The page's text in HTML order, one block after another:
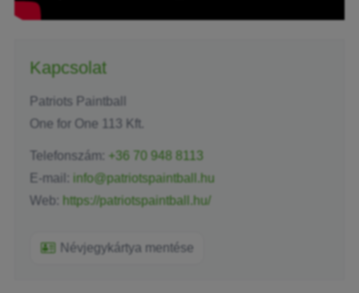
Kapcsolat
Patriots Paintball
One for One 113 Kft.
Telefonszám: +36 70 948 8113
E-mail:
info@patriotspaintball.hu
Web:
https://patriotspaintball.hu/
Névjegykártya mentése